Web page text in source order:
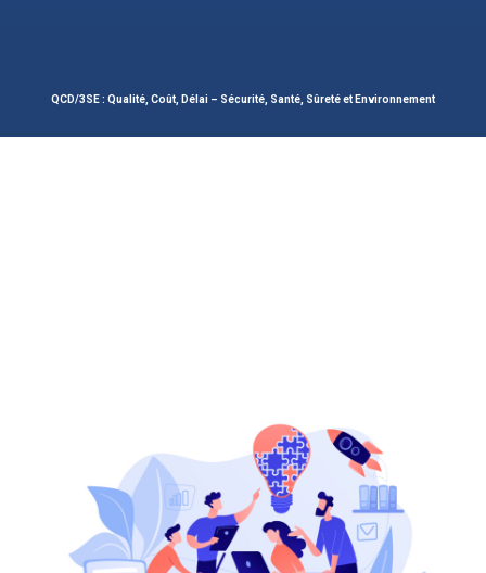
QCD/3SE : Qualité, Coût, Délai – Sécurité, Santé, Sûreté et Environnement